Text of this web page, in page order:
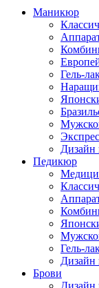
Маникюр
Гель-
Дизайн
Педикюр
Гель-
Дизайн
Брови
Дизайн